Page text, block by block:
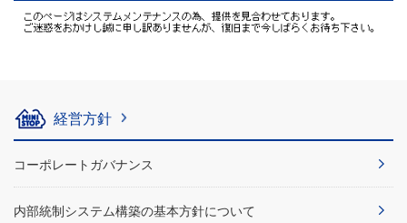
経営方針
コーポレートガバナンス
内部統制システム構築の基本方針について